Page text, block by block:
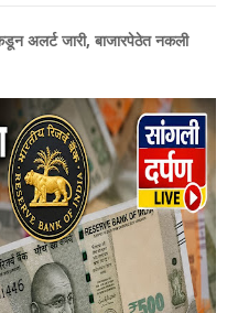
अलर्ट जारी, बाजारपेठेत नकली